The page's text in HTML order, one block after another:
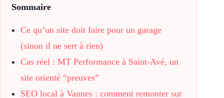
Sommaire
Ce qu’un site doit faire pour un garage
(sinon il ne sert à rien)
Cas réel : MT Performance à Saint-Avé, un
site orienté “preuves”
SEO local à Vannes : comment remonter sur